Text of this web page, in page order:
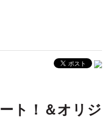
ト！＆オリジ